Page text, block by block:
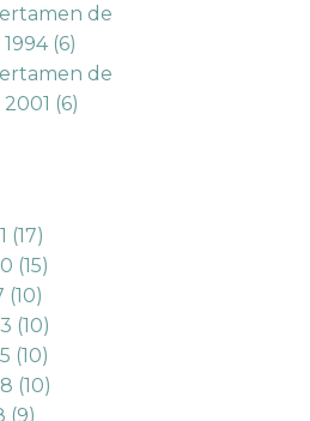
de
(6)
de
(6)
(17)
(15)
(10)
(10)
(10)
(10)
(9)